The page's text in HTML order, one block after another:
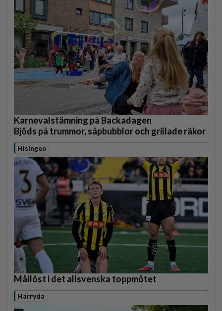
Karnevalstämning på Backadagen
Bjöds på trummor, såpbubblor och grillade räkor
Hisingen
Mållöst i det allsvenska toppmötet
Härryda